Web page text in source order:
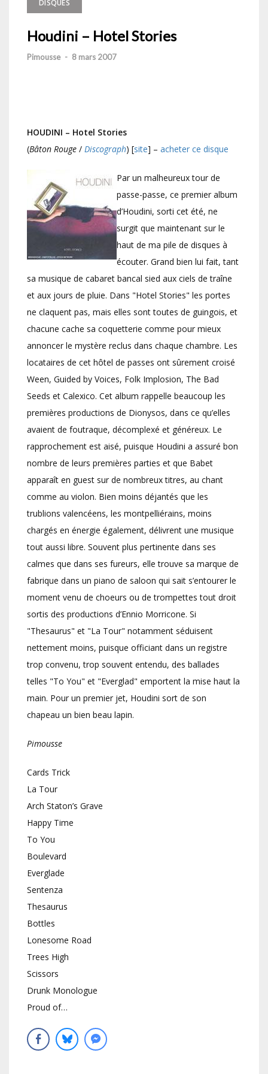
DISQUES
Houdini – Hotel Stories
Pimousse - 8 mars 2007
HOUDINI – Hotel Stories
(Bâton Rouge / Discograph) [site] – acheter ce disque
Par un malheureux tour de
passe-passe, ce premier album
d’Houdini, sorti cet été, ne
surgit que maintenant sur le
haut de ma pile de disques à
écouter. Grand bien lui fait, tant
sa musique de cabaret bancal sied aux ciels de traîne
et aux jours de pluie. Dans "Hotel Stories" les portes
ne claquent pas, mais elles sont toutes de guingois, et
chacune cache sa coquetterie comme pour mieux
annoncer le mystère reclus dans chaque chambre. Les
locataires de cet hôtel de passes ont sûrement croisé
Ween, Guided by Voices, Folk Implosion, The Bad
Seeds et Calexico. Cet album rappelle beaucoup les
premières productions de Dionysos, dans ce qu’elles
avaient de foutraque, décomplexé et généreux. Le
rapprochement est aisé, puisque Houdini a assuré bon
nombre de leurs premières parties et que Babet
apparaît en guest sur de nombreux titres, au chant
comme au violon. Bien moins déjantés que les
trublions valencéens, les montpelliérains, moins
chargés en énergie également, délivrent une musique
tout aussi libre. Souvent plus pertinente dans ses
calmes que dans ses fureurs, elle trouve sa marque de
fabrique dans un piano de saloon qui sait s’entourer le
moment venu de choeurs ou de trompettes tout droit
sortis des productions d’Ennio Morricone. Si
"Thesaurus" et "La Tour" notamment séduisent
nettement moins, puisque officiant dans un registre
trop convenu, trop souvent entendu, des ballades
telles "To You" et "Everglad" emportent la mise haut la
main. Pour un premier jet, Houdini sort de son
chapeau un bien beau lapin.
Pimousse
Cards Trick
La Tour
Arch Staton’s Grave
Happy Time
To You
Boulevard
Everglade
Sentenza
Thesaurus
Bottles
Lonesome Road
Trees High
Scissors
Drunk Monologue
Proud of…